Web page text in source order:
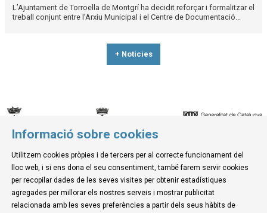
L’Ajuntament de Torroella de Montgrí ha decidit reforçar i formalitzar el
treball conjunt entre l’Arxiu Municipal i el Centre de Documentació...
+ Notícies
© Museu de la Mediterrània
C. d'Ullà, 27-31 | 17257 Torroella de Montgrí
Tel. 972 755 180 a/e: info@museudelamediterrania.cat
Informació sobre cookies
Utilitzem cookies pròpies i de tercers per al correcte funcionament del
lloc web, i si ens dona el seu consentiment, també farem servir cookies
per recopilar dades de les seves visites per obtenir estadístiques
agregades per millorar els nostres serveis i mostrar publicitat
relacionada amb les seves preferències a partir dels seus hàbits de